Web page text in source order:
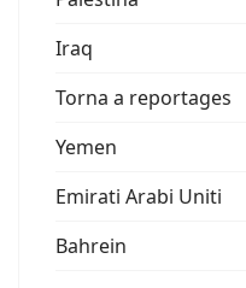
Iraq
Torna a reportages
Yemen
Emirati Arabi Uniti
Bahrein